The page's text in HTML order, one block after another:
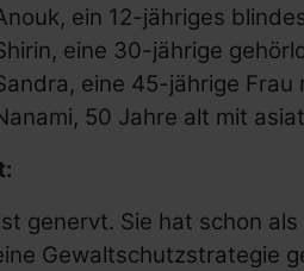
ein 12-jähriges
eine 30-jährige
eine 45-jährige
50 Jahre alt mit
genervt. Sie hat schon
Gewaltschutzstrategie